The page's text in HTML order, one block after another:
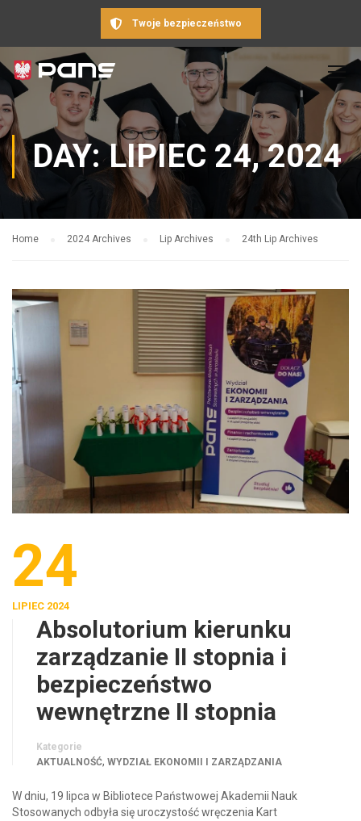
Twoje bezpieczeństwo
DAY: LIPIEC 24, 2024
Home 2024 Archives Lip Archives 24th Lip Archives
24
LIPIEC 2024
Absolutorium kierunku
zarządzanie II stopnia i
bezpieczeństwo
wewnętrzne II stopnia
Kategorie
AKTUALNOŚĆ, WYDZIAŁ EKONOMII I ZARZĄDZANIA
W dniu, 19 lipca w Bibliotece Państwowej Akademii Nauk
Stosowanych odbyła się uroczystość wręczenia Kart